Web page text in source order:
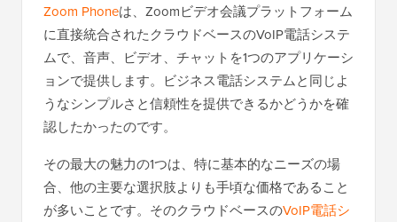
Zoom Phoneは、Zoomビデオ会議プラットフォーム
に直接統合されたクラウドベースのVoIP電話システ
ムで、音声、ビデオ、チャットを1つのアプリケーシ
ョンで提供します。ビジネス電話システムと同じよ
うなシンプルさと信頼性を提供できるかどうかを確
認したかったのです。
その最大の魅力の1つは、特に基本的なニーズの場
合、他の主要な選択肢よりも手頃な価格であること
が多いことです。そのクラウドベースのVoIP電話シ